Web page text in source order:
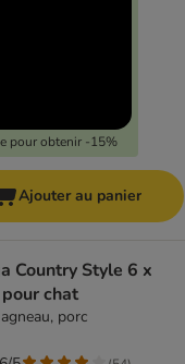
pour obtenir -15%
Ajouter au panier
Country Style 6 x
chat
porc